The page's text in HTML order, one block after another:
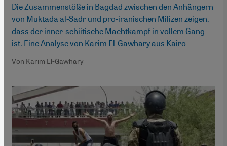
Die Zusammenstöße in Bagdad zwischen den Anhängern
von Muktada al-Sadr und pro-iranischen Milizen zeigen,
dass der inner-schiitische Machtkampf in vollem Gang
ist. Eine Analyse von Karim El-Gawhary aus Kairo
Von Karim El-Gawhary